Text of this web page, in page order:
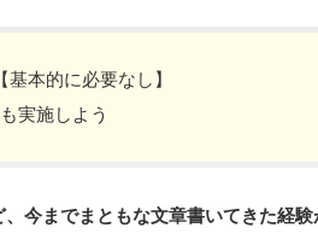
本的に必要なし】
実施しよう
、今までまともな文章書いてきた経